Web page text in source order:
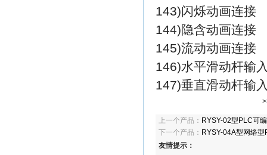
143)闪烁动画连接
144)隐含动画连接
145)流动动画连接
146)水平滑动杆输
147)垂直滑动杆输
上一个产品： RYSY-02型PLC可
下一个产品： RYSY-04A型网络
友情提示：